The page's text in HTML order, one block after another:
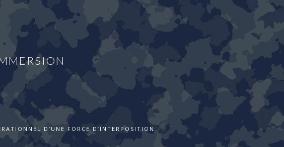
D’UNE FORCE D’INTERPOSITION